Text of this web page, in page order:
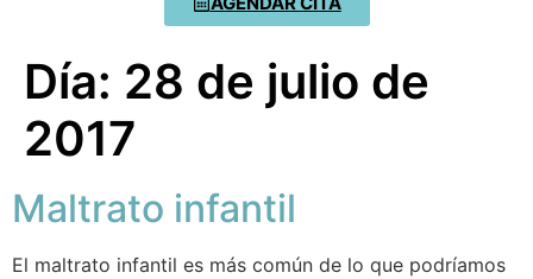
Día: 28 de julio de
2017
Maltrato infantil
El maltrato infantil es más común de lo que podríamos